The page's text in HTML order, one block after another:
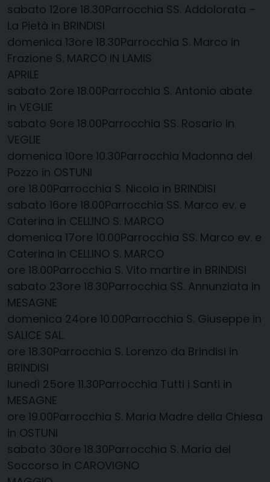
sabato 12​ore 18.30​Parrocchia SS. Addolorata –
La Pietà in BRINDISI
domenica 13​ore 18.30​Parrocchia S. Marco in
Frazione S. MARCO IN LAMIS
APRILE
sabato 2​ore 18.00​Parrocchia S. Antonio abate
in VEGLIE
sabato 9​ore 18.00​Parrocchia SS. Rosario in
VEGLIE
domenica 10​ore 10.30​Parrocchia Madonna del
Pozzo in OSTUNI
​​ore 18.00​Parrocchia S. Nicola in BRINDISI
sabato 16​ore 18.00​Parrocchia SS. Marco ev. e
Caterina in CELLINO S. MARCO
domenica 17​ore 10.00​Parrocchia SS. Marco ev. e
Caterina in CELLINO S. MARCO
​​ore 18.00​Parrocchia S. Vito martire in BRINDISI
sabato 23​ore 18.30​Parrocchia SS. Annunziata in
MESAGNE
domenica 24​ore 10.00​Parrocchia S. Giuseppe in
SALICE SAL.
​​ore 18.30​Parrocchia S. Lorenzo da Brindisi in
BRINDISI
lunedì 25​ore 11.30​Parrocchia Tutti i Santi in
MESAGNE
ore 19.00​Parrocchia S. Maria Madre della Chiesa
in OSTUNI
sabato 30​ore 18.30​Parrocchia S. Maria del
Soccorso in CAROVIGNO